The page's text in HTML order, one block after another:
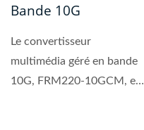
Bande 10G
Le convertisseur
multimédia géré en bande
10G, FRM220-10GCM, est